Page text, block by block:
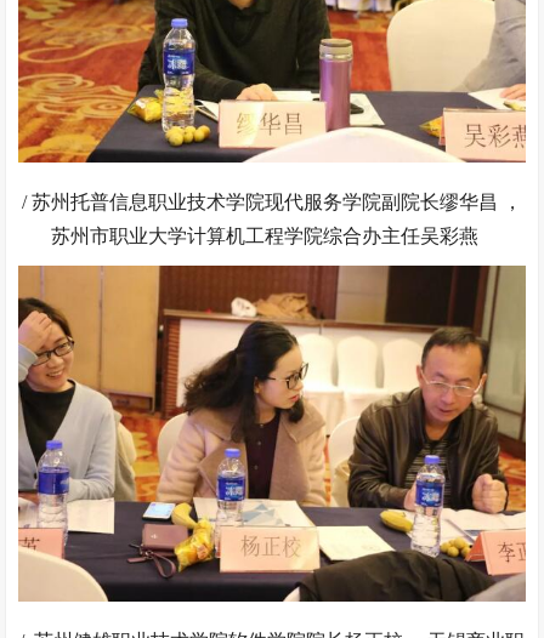
/ 苏州托普信息职业技术学院现代服务学院副院长缪华昌 ，
苏州市职业大学计算机工程学院综合办主任吴彩燕